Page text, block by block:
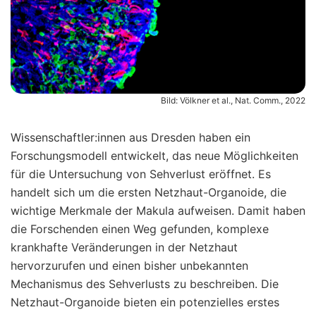
Bild: Völkner et al., Nat. Comm., 2022
Wissenschaftler:innen aus Dresden haben ein
Forschungsmodell entwickelt, das neue Möglichkeiten
für die Untersuchung von Sehverlust eröffnet. Es
handelt sich um die ersten Netzhaut-Organoide, die
wichtige Merkmale der Makula aufweisen. Damit haben
die Forschenden einen Weg gefunden, komplexe
krankhafte Veränderungen in der Netzhaut
hervorzurufen und einen bisher unbekannten
Mechanismus des Sehverlusts zu beschreiben. Die
Netzhaut-Organoide bieten ein potenzielles erstes